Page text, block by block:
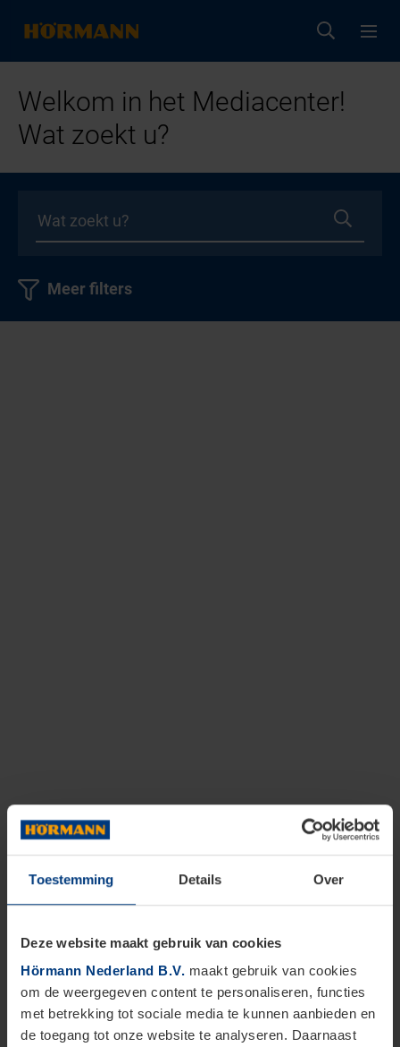
Toestemming Details Over
Deze website maakt gebruik van cookies
Hörmann Nederland B.V. maakt gebruik van cookies
om de weergegeven content te personaliseren, functies
met betrekking tot sociale media te kunnen aanbieden en
de toegang tot onze website te analyseren. Daarnaast
Welkom in het Mediacenter!
Wat zoekt u?
Meer filters